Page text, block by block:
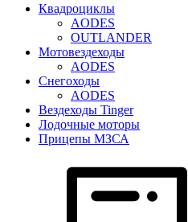
Квадроциклы
AODES
OUTLANDER
Мотовездеходы
AODES
Снегоходы
AODES
Вездеходы Tinger
Лодочные моторы
Прицепы МЗСА